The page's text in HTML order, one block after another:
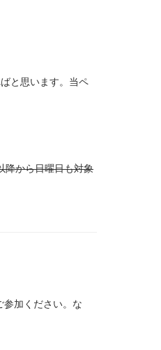
と思います。当ペ
降から日曜日も対象
参加ください。な